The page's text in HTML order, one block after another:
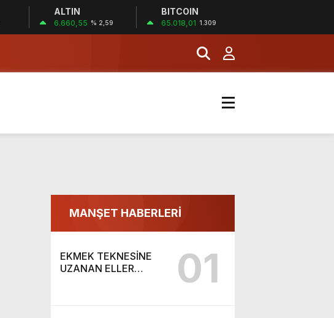
ALTIN
6.660,55 % 2,59
BITCOIN
65.018,01 1.309
7:48 BENDE İNANDIM (!)
MANŞET HABERLERİ
EKMEK TEKNESİNE
UZANAN ELLER…
01